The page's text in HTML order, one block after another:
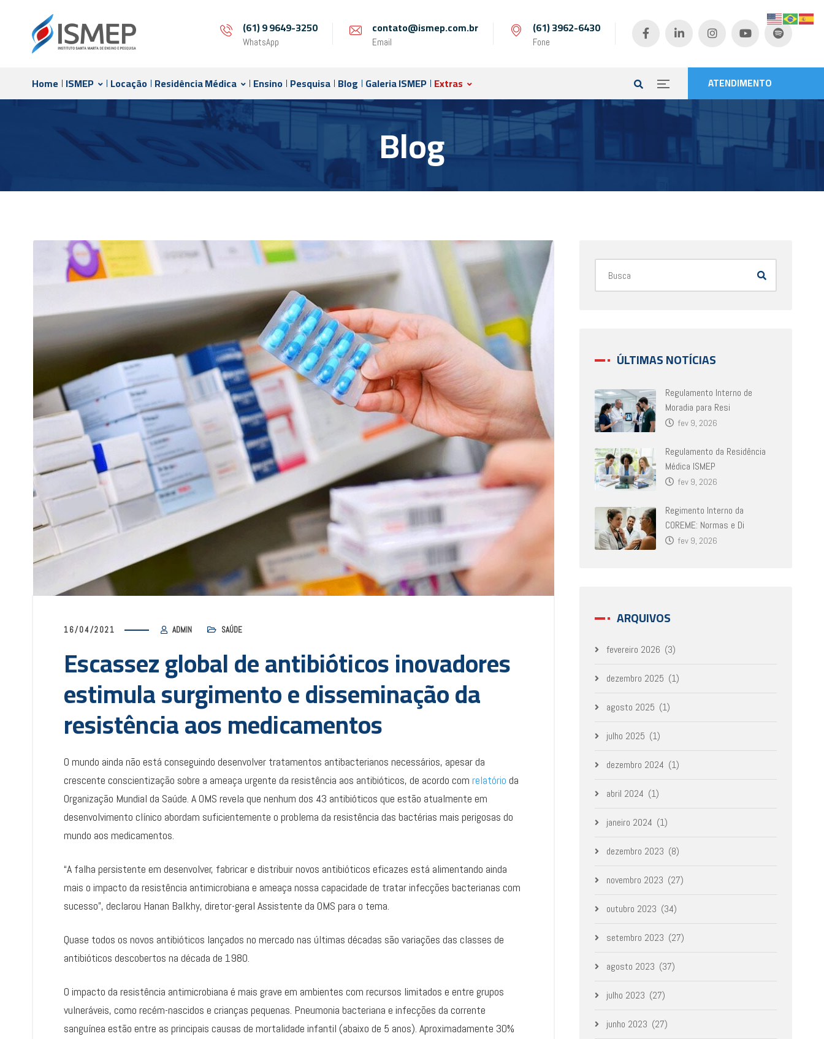
(61) 9 9649-3250
WhatsApp
contato@ismep.com.br
Email
(61) 3962-6430
Fone
ATENDIMENTO
Home ISMEP Locação Residência Médica Ensino Pesquisa Blog Galeria ISMEP Extras
Blog
16/04/2021 ADMIN SAÚDE
Escassez global de antibióticos inovadores
estimula surgimento e disseminação da
resistência aos medicamentos
O mundo ainda não está conseguindo desenvolver tratamentos antibacterianos necessários, apesar da
crescente conscientização sobre a ameaça urgente da resistência aos antibióticos, de acordo com relatório da
Organização Mundial da Saúde. A OMS revela que nenhum dos 43 antibióticos que estão atualmente em
desenvolvimento clínico abordam suficientemente o problema da resistência das bactérias mais perigosas do
mundo aos medicamentos.
“A falha persistente em desenvolver, fabricar e distribuir novos antibióticos eficazes está alimentando ainda
mais o impacto da resistência antimicrobiana e ameaça nossa capacidade de tratar infecções bacterianas com
sucesso”, declarou Hanan Balkhy, diretor-geral Assistente da OMS para o tema.
Quase todos os novos antibióticos lançados no mercado nas últimas décadas são variações das classes de
antibióticos descobertos na década de 1980.
O impacto da resistência antimicrobiana é mais grave em ambientes com recursos limitados e entre grupos
vulneráveis, como recém-nascidos e crianças pequenas. Pneumonia bacteriana e infecções da corrente
sanguínea estão entre as principais causas de mortalidade infantil (abaixo de 5 anos). Aproximadamente 30%
ÚLTIMAS NOTÍCIAS
Regulamento Interno de
Moradia para Resi
fev 9, 2026
Regulamento da Residência
Médica ISMEP
fev 9, 2026
Regimento Interno da
COREME: Normas e Di
fev 9, 2026
ARQUIVOS
fevereiro 2026 (3)
dezembro 2025 (1)
agosto 2025 (1)
julho 2025 (1)
dezembro 2024 (1)
abril 2024 (1)
janeiro 2024 (1)
dezembro 2023 (8)
novembro 2023 (27)
outubro 2023 (34)
setembro 2023 (27)
agosto 2023 (37)
julho 2023 (27)
junho 2023 (27)